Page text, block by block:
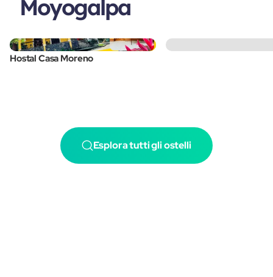
Moyogalpa
Hostal Casa Moreno
Esplora tutti gli ostelli